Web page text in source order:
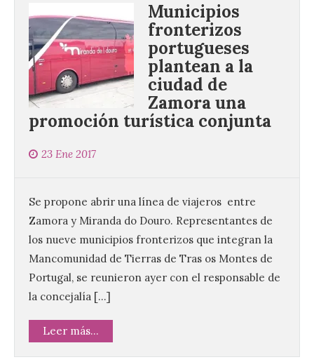
Municipios
fronterizos
portugueses
plantean a la
ciudad de
Zamora una
promoción turística conjunta
23 Ene 2017
Se propone abrir una línea de viajeros entre
Zamora y Miranda do Douro. Representantes de
los nueve municipios fronterizos que integran la
Mancomunidad de Tierras de Tras os Montes de
Portugal, se reunieron ayer con el responsable de
la concejalía […]
Leer más...